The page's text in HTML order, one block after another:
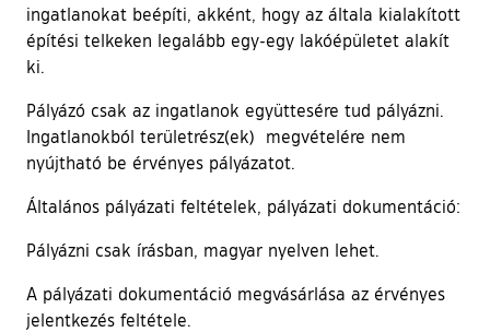
ingatlanokat beépíti, akként, hogy az általa kialakított
építési telkeken legalább egy-egy lakóépületet alakít
ki.
Pályázó csak az ingatlanok együttesére tud pályázni.
Ingatlanokból területrész(ek) megvételére nem
nyújtható be érvényes pályázatot.
Általános pályázati feltételek, pályázati dokumentáció:
Pályázni csak írásban, magyar nyelven lehet.
A pályázati dokumentáció megvásárlása az érvényes
jelentkezés feltétele.